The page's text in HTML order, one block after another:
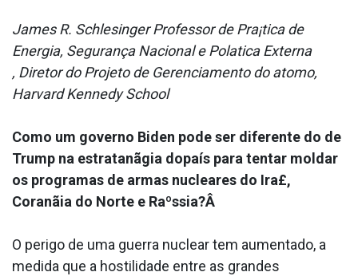
James R. Schlesinger Professor de Pra¡tica de
Energia, Segurança Nacional e Pola­tica Externa
, Diretor do Projeto de Gerenciamento do atomo,
Harvard Kennedy School
Como um governo Biden pode ser diferente do de
Trump na estratanãgia dopaís para tentar moldar
os programas de armas nucleares do Ira£,
Coranãia do Norte e Raºssia?Â
O perigo de uma guerra nuclear tem aumentado, a
medida que a hostilidade entre as grandes